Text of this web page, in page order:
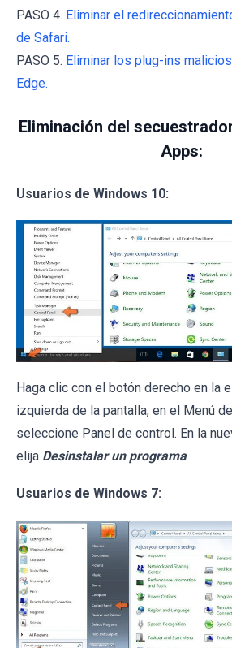
PASO 4. Eliminar el
de Safari.
PASO 5. Eliminar los plug-ins
Edge.
Eliminación del
Apps:
Usuarios de Windows 10:
Haga clic con el botón derecho en la
izquierda de la pantalla, en el Menú
seleccione Panel de control. En la
elija Desinstalar un programa .
Usuarios de Windows 7: